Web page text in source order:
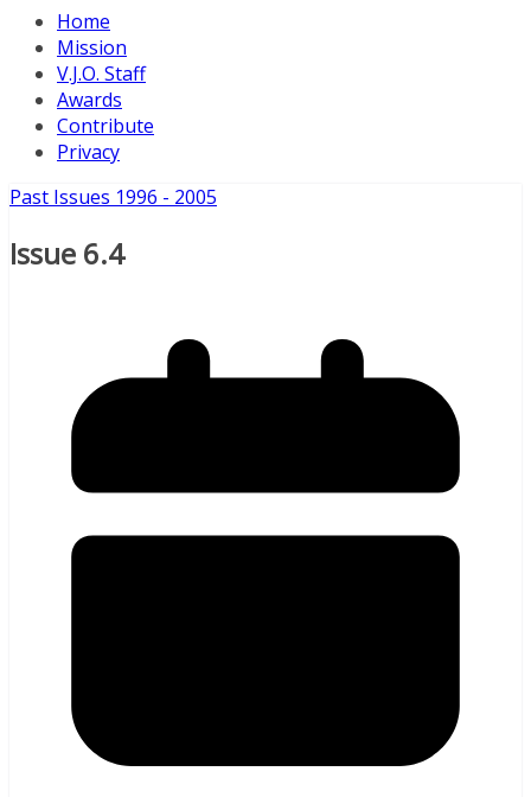
Home
Mission
V.J.O. Staff
Awards
Contribute
Privacy
Past Issues 1996 - 2005
Issue 6.4